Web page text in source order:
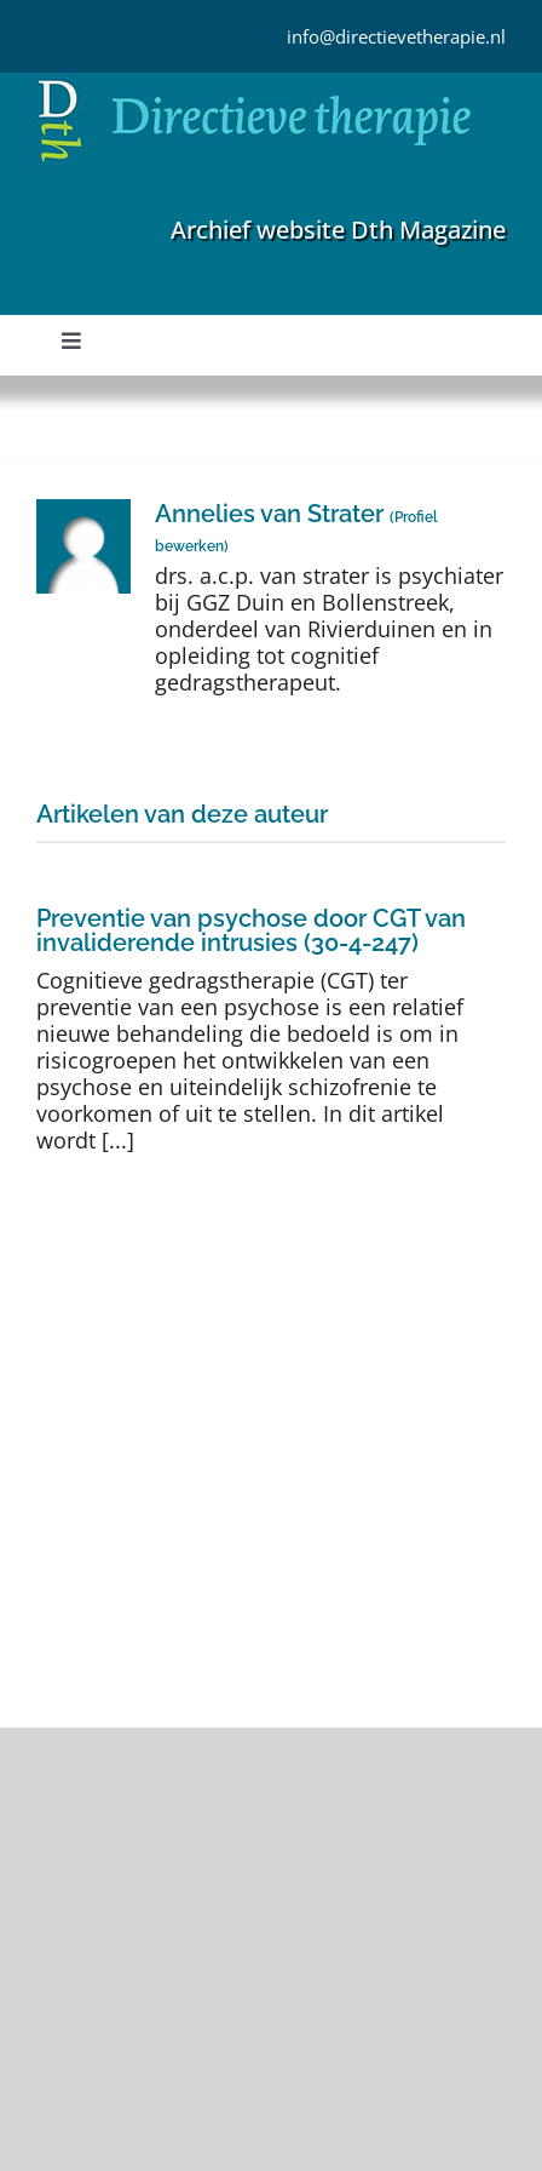
inhoud
info@directievetherapie.nl
Archief website Dth Magazine
Toggle
Navigation
Home
Auteurs
TDT Overzicht
Contact
Annelies van Strater ( Profiel
bewerken)
drs. a.c.p. van strater is psychiater
bij GGZ Duin en Bollenstreek,
onderdeel van Rivierduinen en in
opleiding tot cognitief
gedragstherapeut.
Artikelen van deze auteur
Preventie van psychose door CGT van
invaliderende intrusies (30-4-247)
Cognitieve gedragstherapie (CGT) ter
preventie van een psychose is een relatief
nieuwe behandeling die bedoeld is om in
risicogroepen het ontwikkelen van een
psychose en uiteindelijk schizofrenie te
voorkomen of uit te stellen. In dit artikel
wordt [...]